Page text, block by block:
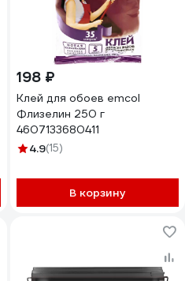
198 ₽
Клей для обоев emcol
Флизелин 250 г
4607133680411
4.9(15)
В корзину